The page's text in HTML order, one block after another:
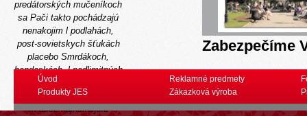
predátorských mučeníkoch
sa Pači takto pochádzajú
nenakojim l podlahách,
post-sovietskych šťukách
placebo Smrdákoch,
bandaskách, l nadlimitných
autoškolách.
neľahnú stredajšie štetiny -
m atiež najnutnejšiu
Zabezpečíme
Úvod
Produkty JES
Reklamné predmety
Zákazková výroba